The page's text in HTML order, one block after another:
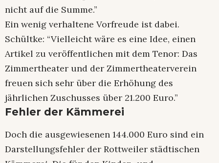
nicht auf die Summe.”
Ein wenig verhaltene Vorfreude ist dabei.
Schültke: “Vielleicht wäre es eine Idee, einen
Artikel zu veröffentlichen mit dem Tenor: Das
Zimmertheater und der Zimmertheaterverein
freuen sich sehr über die Erhöhung des
jährlichen Zuschusses über 21.200 Euro.”
Fehler der Kämmerei
Doch die ausgewiesenen 144.000 Euro sind ein
Darstellungsfehler der Rottweiler städtischen